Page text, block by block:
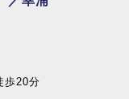
20分